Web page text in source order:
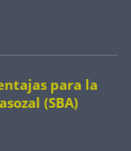
para la
(SBA)